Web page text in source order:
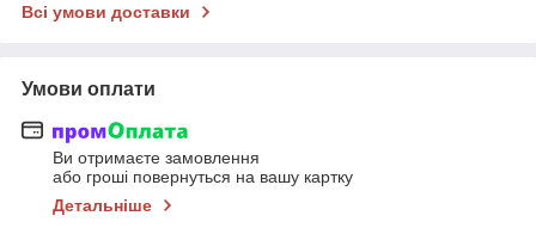
Всі умови доставки
Умови оплати
Ви отримаєте замовлення
або гроші повернуться на вашу картку
Детальніше